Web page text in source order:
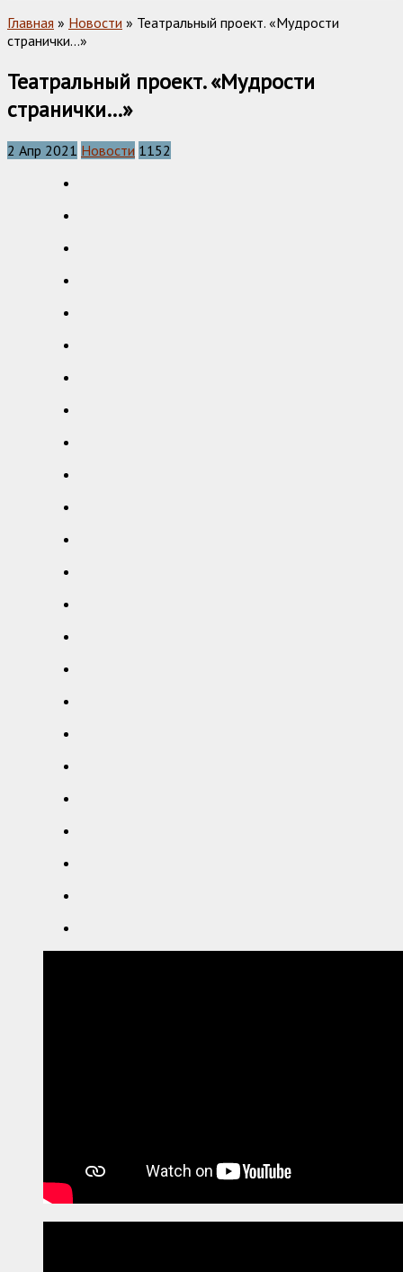
Главная » Новости » Театральный проект. «Мудрости
странички…»
Театральный проект. «Мудрости
странички…»
2 Апр 2021 Новости 1152